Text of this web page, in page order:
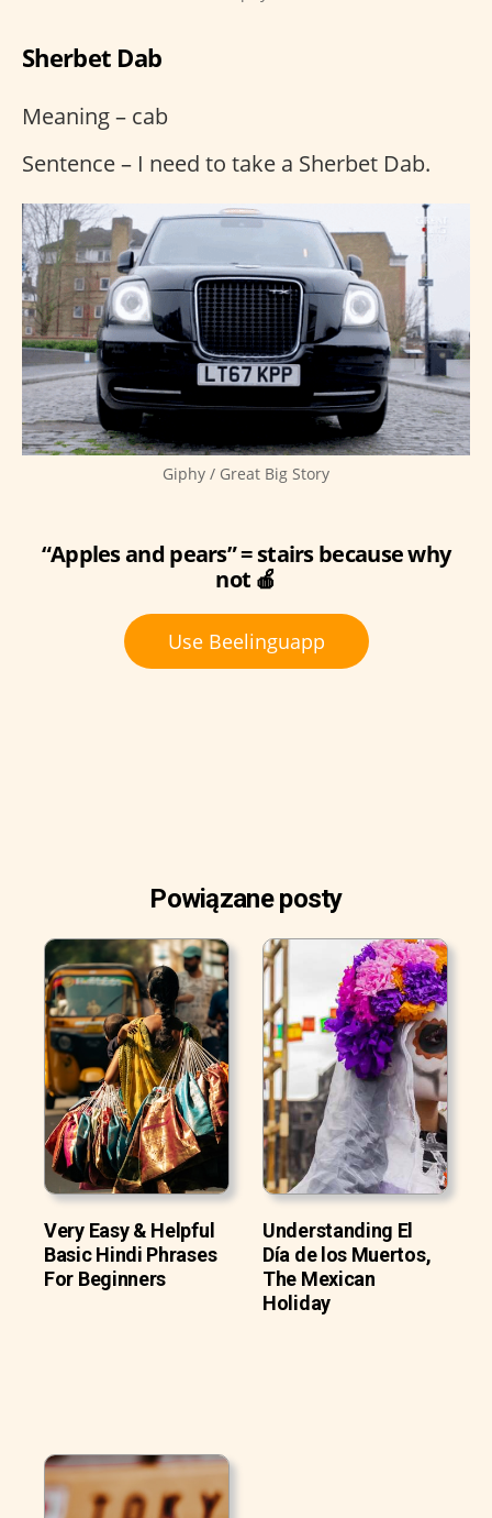
Sherbet Dab
Meaning – cab
Sentence – I need to take a Sherbet Dab.
Giphy / Great Big Story
“Apples and pears” = stairs because why
not 🍎
Use Beelinguapp
Powiązane posty
Very Easy & Helpful
Basic Hindi Phrases
For Beginners
Understanding El
Día de los Muertos,
The Mexican
Holiday